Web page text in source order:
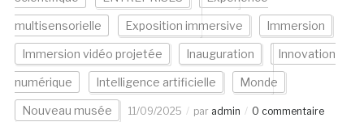
multisensorielle Exposition immersive Immersion
Immersion vidéo projetée Inauguration Innovation
numérique Intelligence artificielle Monde
Nouveau musée 11/09/2025 par admin 0 commentaire